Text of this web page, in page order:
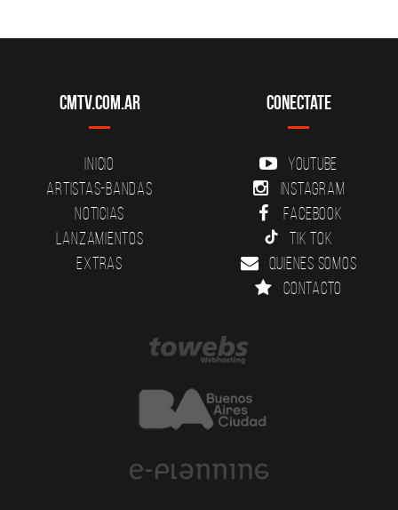
CMTV.com.ar
Inicio
Artistas-Bandas
Noticias
Lanzamientos
Extras
Conectate
YouTube
Instagram
Facebook
Tik Tok
Quienes somos
Contacto